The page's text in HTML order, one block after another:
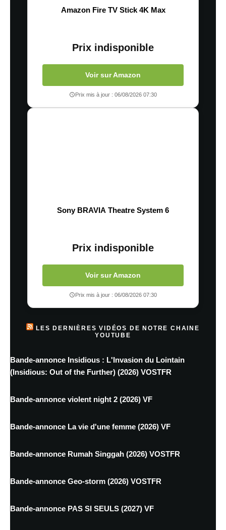
Amazon Fire TV Stick 4K Max
Prix indisponible
Voir sur Amazon
Prix mis à jour : 06/08/2026 07:30
Sony BRAVIA Theatre System 6
Prix indisponible
Voir sur Amazon
Prix mis à jour : 06/08/2026 07:30
LES DERNIÈRES VIDÉOS DE NOTRE CHAINE
YOUTUBE
Bande-annonce Insidious : L'Invasion du Lointain
(Insidious: Out of the Further) (2026) VOSTFR
Bande-annonce violent night 2 (2026) VF
Bande-annonce La vie d'une femme (2026) VF
Bande-annonce Rumah Singgah (2026) VOSTFR
Bande-annonce Geo-storm (2026) VOSTFR
Bande-annonce PAS SI SEULS (2027) VF